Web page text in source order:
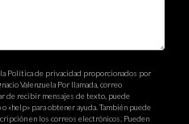
Política de privacidad proporcionados por
Valenzuela Por llamada, correo
de recibir mensajes de texto, puede
«help» para obtener ayuda. También puede
en los correos electrónicos. Pueden